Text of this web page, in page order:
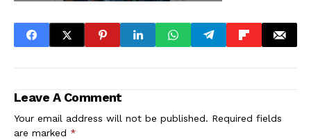
Leave A Comment
Your email address will not be published. Required fields
are marked *